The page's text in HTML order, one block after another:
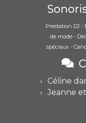
Prestation DJ -
de mode -
spéciaux -
Céline
Jeanne